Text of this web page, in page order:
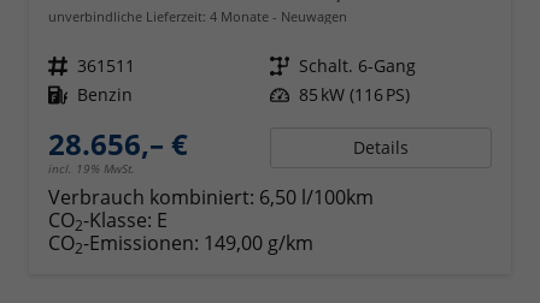
unverbindliche Lieferzeit: 4 Monate Neuwagen
Fahrzeugnr. 361511 Getriebe Schalt. 6-Gang
Kraftstoff Benzin Leistung 85 kW (116 PS)
28.656,– €
incl. 19% MwSt.
Details
Verbrauch kombiniert: 6,50 l/100km
CO2-Klasse: E
CO2-Emissionen: 149,00 g/km